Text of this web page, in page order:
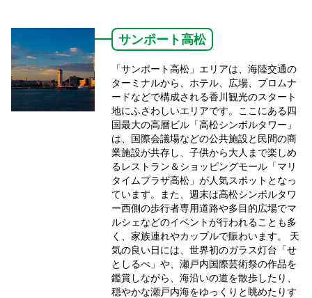
サンポート高松
「サンポート高松」エリアは、海陸交通の
ターミナルから、ホテル、広場、プロムナ
ードなどで構成される香川観光のスタート
地にふさわしいエリアです。ここにある四
国最大の高層ビル「高松シンボルタワー」
は、国際会議場などの公共施設と民間の商
業施設が共存し、子供から大人まで楽しめ
るレストラン＆ショッピングモール「マリ
タイムプラザ高松」が人気スポットとなっ
ています。また、週末は高松シンボルタワ
ー西側の歩行者専用道路や多目的広場でマ
ルシェなどのイベントが行われることも多
く、家族連れやカップルで賑わいます。 天
気の良い日には、世界初のガラス灯台「せ
としるべ」や、瀬戸内国際芸術祭の作品を
鑑賞しながら、海沿いの道を散歩したり、
穏やかな瀬戸内海をゆっくりと眺めたりす